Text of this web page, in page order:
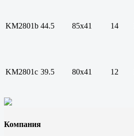
KM2801b 44.5 85х41 14
KM2801c 39.5 80х41 12
Компания